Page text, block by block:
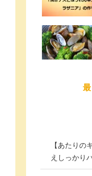
【あたりの
えしっかり